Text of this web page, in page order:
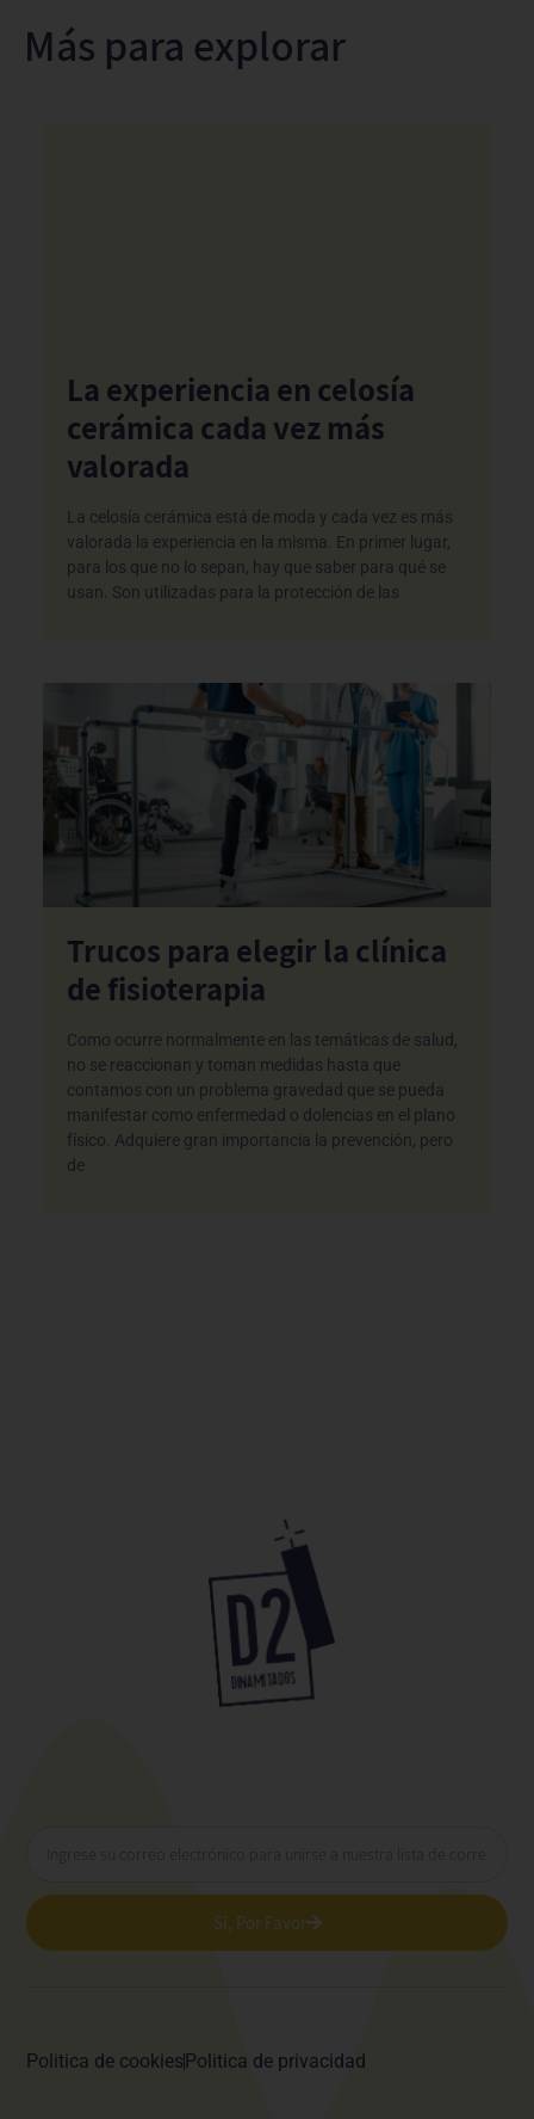
Más para explorar
La experiencia en celosía
cerámica cada vez más
valorada
La celosía cerámica está de moda y cada vez es más
valorada la experiencia en la misma. En primer lugar,
para los que no lo sepan, hay que saber para qué se
usan. Son utilizadas para la protección de las
Trucos para elegir la clínica
de fisioterapia
Como ocurre normalmente en las temáticas de salud,
no se reaccionan y toman medidas hasta que
contamos con un problema gravedad que se pueda
manifestar como enfermedad o dolencias en el plano
físico. Adquiere gran importancia la prevención, pero
de
Si, Por Favor
Politica de cookies Politica de privacidad